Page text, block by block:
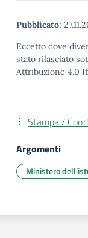
Pubblicato:
Eccetto dove
stato rilasciato
Attribuzione 4.0
Stampa /
Argomenti
Ministero